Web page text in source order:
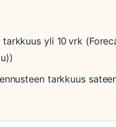
yli 10 vrk
tarkkuus